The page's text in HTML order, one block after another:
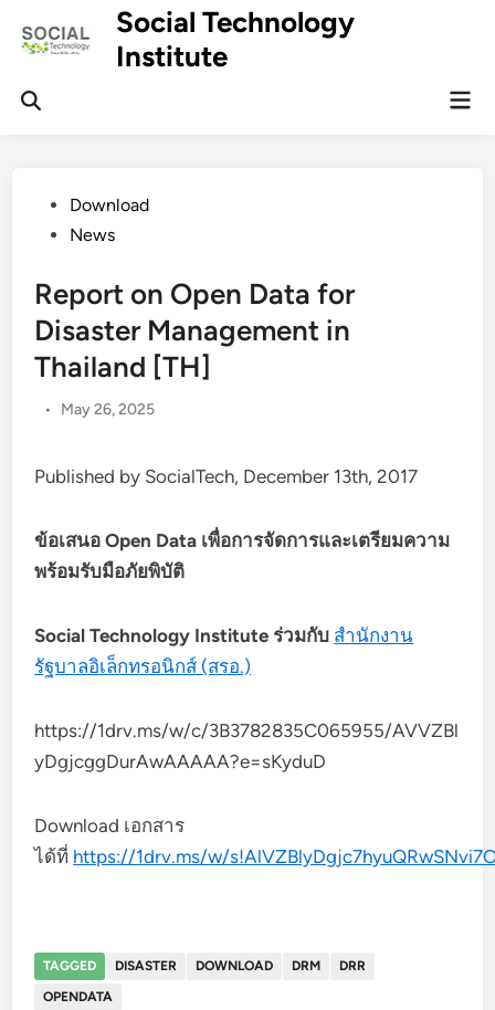
Social Technology
Institute
PostedDownload
News
Report on Open Data for
Disaster Management in
Thailand [TH]
• May 26, 2025
Published by SocialTech, December 13th, 2017
ข้อเสนอ Open Data เพื่อการจัดการและเตรียมความ
พร้อมรับมือภัยพิบัติ
Social Technology Institute ร่วมกับ สำนักงาน
รัฐบาลอิเล็กทรอนิกส์ (สรอ.)
https://1drv.ms/w/c/3B3782835C065955/AVVZBl
yDgjcggDurAwAAAAA?e=sKyduD
Download เอกสาร
ได้ที่ https://1drv.ms/w/
TAGGED DISASTER DOWNLOAD DRM
DRR
OPENDATA